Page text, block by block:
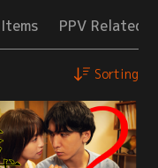
PPV Related
Sorting